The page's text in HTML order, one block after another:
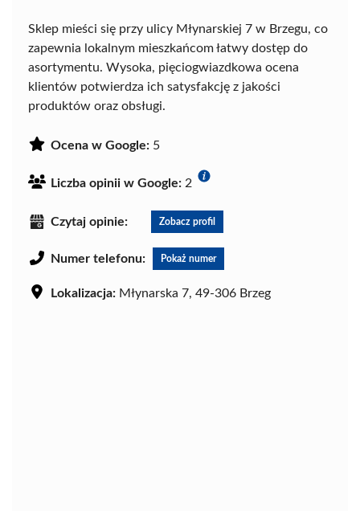
Sklep mieści się przy ulicy Młynarskiej 7 w Brzegu, co
zapewnia lokalnym mieszkańcom łatwy dostęp do
asortymentu. Wysoka, pięciogwiazdkowa ocena
klientów potwierdza ich satysfakcję z jakości
produktów oraz obsługi.
Ocena w Google: 5
Liczba opinii w Google: 2
Czytaj opinie: Zobacz profil
Numer telefonu: Pokaż numer
Lokalizacja: Młynarska 7, 49-306 Brzeg